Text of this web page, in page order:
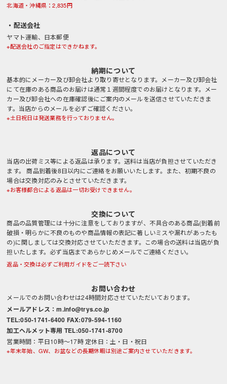
北海道・沖縄県：2,835円
・配送会社
ヤマト運輸、日本郵便
※配送会社のご指定はできかねます。
納期について
基本的にメーカー及び卸会社より取り寄せとなります。メーカー及び卸会社
にて在庫のある商品のお届けは通常１週間程度でのお届けとなります。メー
カー及び卸会社への在庫確認後にご案内のメールを送信させていただきま
す。当店からのメールを必ずご確認ください。
※土日祝日は発送業務を行っておりません。
返品について
当店の出荷ミス等による返品は承ります。送料は当店が負担させていただき
ます。 商品到着後8日以内にご連絡をお願いいたします。また、初期不良の
場合は交換対応のみとさせていただきます。
※お客様都合による返品は一切お受けできません。
交換について
商品の品質管理には十分に注意をしておりますが、不具合のある商品(到着前
破損・明らかに不良のものや商品情報の表記に著しいミスや漏れがあったも
の)に関しましては交換対応させていただきます。この場合の送料は当店が負
担いたします。必ず当店まであらかじめメールでご連絡ください。
返品・交換は必ずご利用ガイドをご一読下さい
お問い合わせ
メールでのお問い合わせは24時間対応させていただいております。
メールアドレス：m.info@trys.co.jp
TEL:050-1741-6400 FAX:079-594-1160
加工ヘルメット専用 TEL:050-1741-8700
営業時間：平日10時～17時 定休日：土・日・祝日
※年末年始、GW、お盆などの長期休暇は別途ご案内させていただきます。